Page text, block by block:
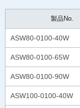
製品No.
ASW80-0100-40W
ASW80-0100-65W
ASW80-0100-90W
ASW100-0100-40W